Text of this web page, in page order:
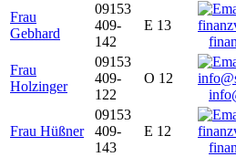
Frau
Gebhard
09153
409-
142
E 13
Frau
Holzinger
09153
409-
122
O 12
Frau Hüßner
09153
409-
143
E 12